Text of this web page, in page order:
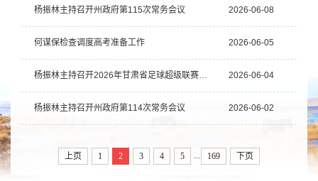
2026-06-08
杨振林主持召开州政府第115次常务会议
2026-06-05
何谋保检查调度高考准备工作
2026-06-04
杨振林主持召开2026年甘肃省足球超级联赛开幕式暨揭幕战筹备情况汇报会
2026-06-02
杨振林主持召开州政府第114次常务会议
上页 1 2 3 4 5 ... 169 下页